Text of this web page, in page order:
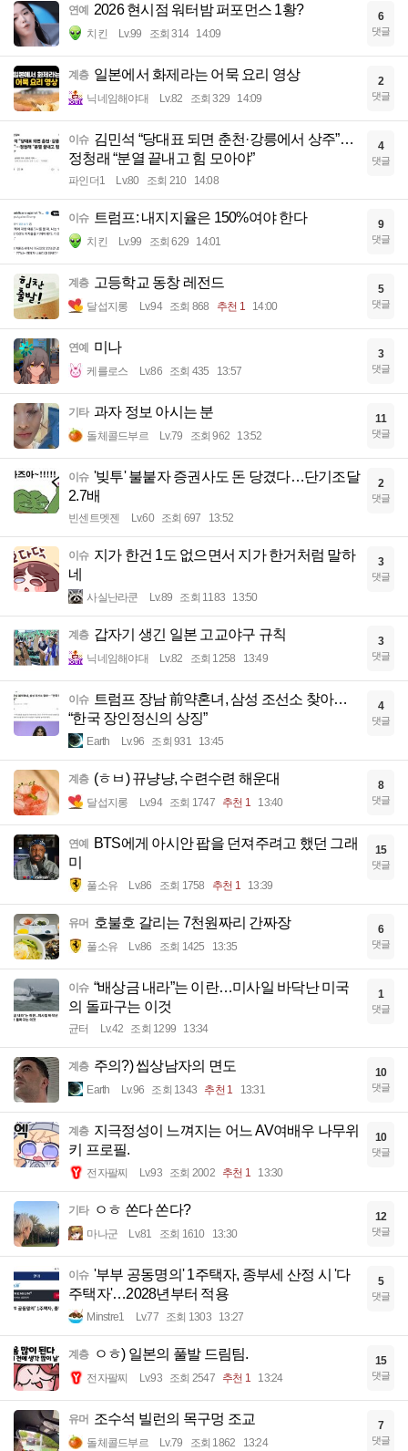
연예 2026 현시점 워터밤 퍼포먼스 1황?
치킨 Lv.99 조회 314 14:09
6
댓글
계층 일본에서 화제라는 어묵 요리 영상
닉네임해야대 Lv.82 조회 329 14:09
2
댓글
이슈 김민석 “당대표 되면 춘천·강릉에서 상주”…
정청래 “분열 끝내고 힘 모아야”
파인더1 Lv.80 조회 210 14:08
4
댓글
이슈 트럼프: 내지지율은 150%여야 한다
치킨 Lv.99 조회 629 14:01
9
댓글
계층 고등학교 동창 레전드
달섭지롱 Lv.94 조회 868 추천 1 14:00
5
댓글
연예 미나
케를로스 Lv.86 조회 435 13:57
3
댓글
기타 과자 정보 아시는 분
돌체콜드부르 Lv.79 조회 962 13:52
11
댓글
이슈 '빚투' 불붙자 증권사도 돈 당겼다…단기조달
2.7배
빈센트멧젠 Lv.60 조회 697 13:52
2
댓글
이슈 지가 한건 1도 없으면서 지가 한거처럼 말하
네
사실난라쿤 Lv.89 조회 1183 13:50
3
댓글
계층 갑자기 생긴 일본 고교야구 규칙
닉네임해야대 Lv.82 조회 1258 13:49
3
댓글
이슈
트럼프 장남 前약혼녀, 삼성 조선소 찾아…
“한국 장인정신의 상징”
Earth Lv.96 조회 931 13:45
4
댓글
계층 (ㅎㅂ) 뀨냥냥, 수련수련 해운대
달섭지롱 Lv.94 조회 1747 추천 1 13:40
8
댓글
연예
BTS에게 아시안 팝을 던져주려고 했던 그래
미
풀소유 Lv.86 조회 1758 추천 1 13:39
15
댓글
유머 호불호 갈리는 7천원짜리 간짜장
풀소유 Lv.86 조회 1425 13:35
6
댓글
이슈 “배상금 내라”는 이란…미사일 바닥난 미국
의 돌파구는 이것
균터 Lv.42 조회 1299 13:34
1
댓글
계층 주의?) 씹상남자의 면도
Earth Lv.96 조회 1343 추천 1 13:31
10
댓글
계층 지극정성이 느껴지는 어느 AV여배우 나무위
키 프로필.
전자팔찌 Lv.93 조회 2002 추천 1 13:30
10
댓글
기타 ㅇㅎ 쏜다 쏜다?
마나군 Lv.81 조회 1610 13:30
12
댓글
이슈 '부부 공동명의' 1주택자, 종부세 산정 시 '다
주택자'…2028년부터 적용
Minstre1 Lv.77 조회 1303 13:27
5
댓글
계층 ㅇㅎ) 일본의 풀발 드림팀.
전자팔찌 Lv.93 조회 2547 추천 1 13:24
15
댓글
유머 조수석 빌런의 목구멍 조교
돌체콜드부르 Lv.79 조회 1862 13:24
7
댓글